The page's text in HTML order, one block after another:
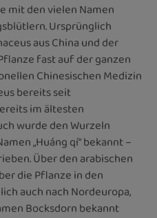
mit den vielen Namen
Ursprünglich
aus China und der
fast auf der ganzen
Chinesischen Medizin
bereits seit
im ältesten
wurde den Wurzeln
„Huáng qí“ bekannt –
Über den arabischen
die Pflanze in den
auch nach Nordeuropa,
Bocksdorn bekannt